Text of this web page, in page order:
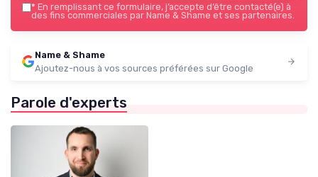
* En remplissant ce formulaire, j’accepte d’être contacté(e) à
des fins commerciales par Name & Shame et ses partenaires.
Name & Shame
Ajoutez-nous à vos sources préférées sur Google
Parole d'experts